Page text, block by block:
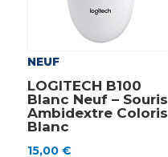
NEUF
LOGITECH B100
Blanc Neuf – Souris
Ambidextre Coloris
Blanc
15,00 €